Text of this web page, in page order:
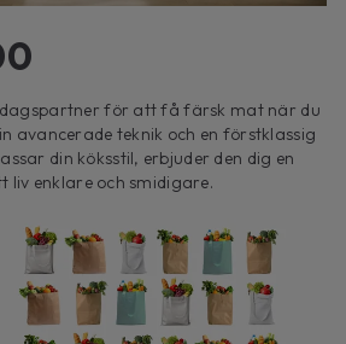
för att få färsk mat när du
avancerade teknik och en förstklassig
din köksstil, erbjuder den dig en
liv enklare och smidigare.